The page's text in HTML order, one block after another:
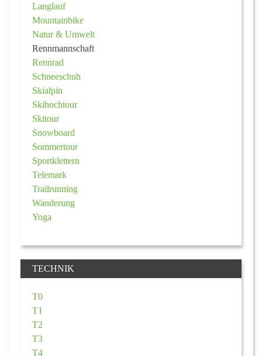
Langlauf
Mountainbike
Natur & Umwelt
Rennmannschaft
Rennrad
Schneeschuh
Skialpin
Skihochtour
Skitour
Snowboard
Sommertour
Sportklettern
Telemark
Trailrunning
Wanderung
Yoga
TECHNIK
T0
T1
T2
T3
T4